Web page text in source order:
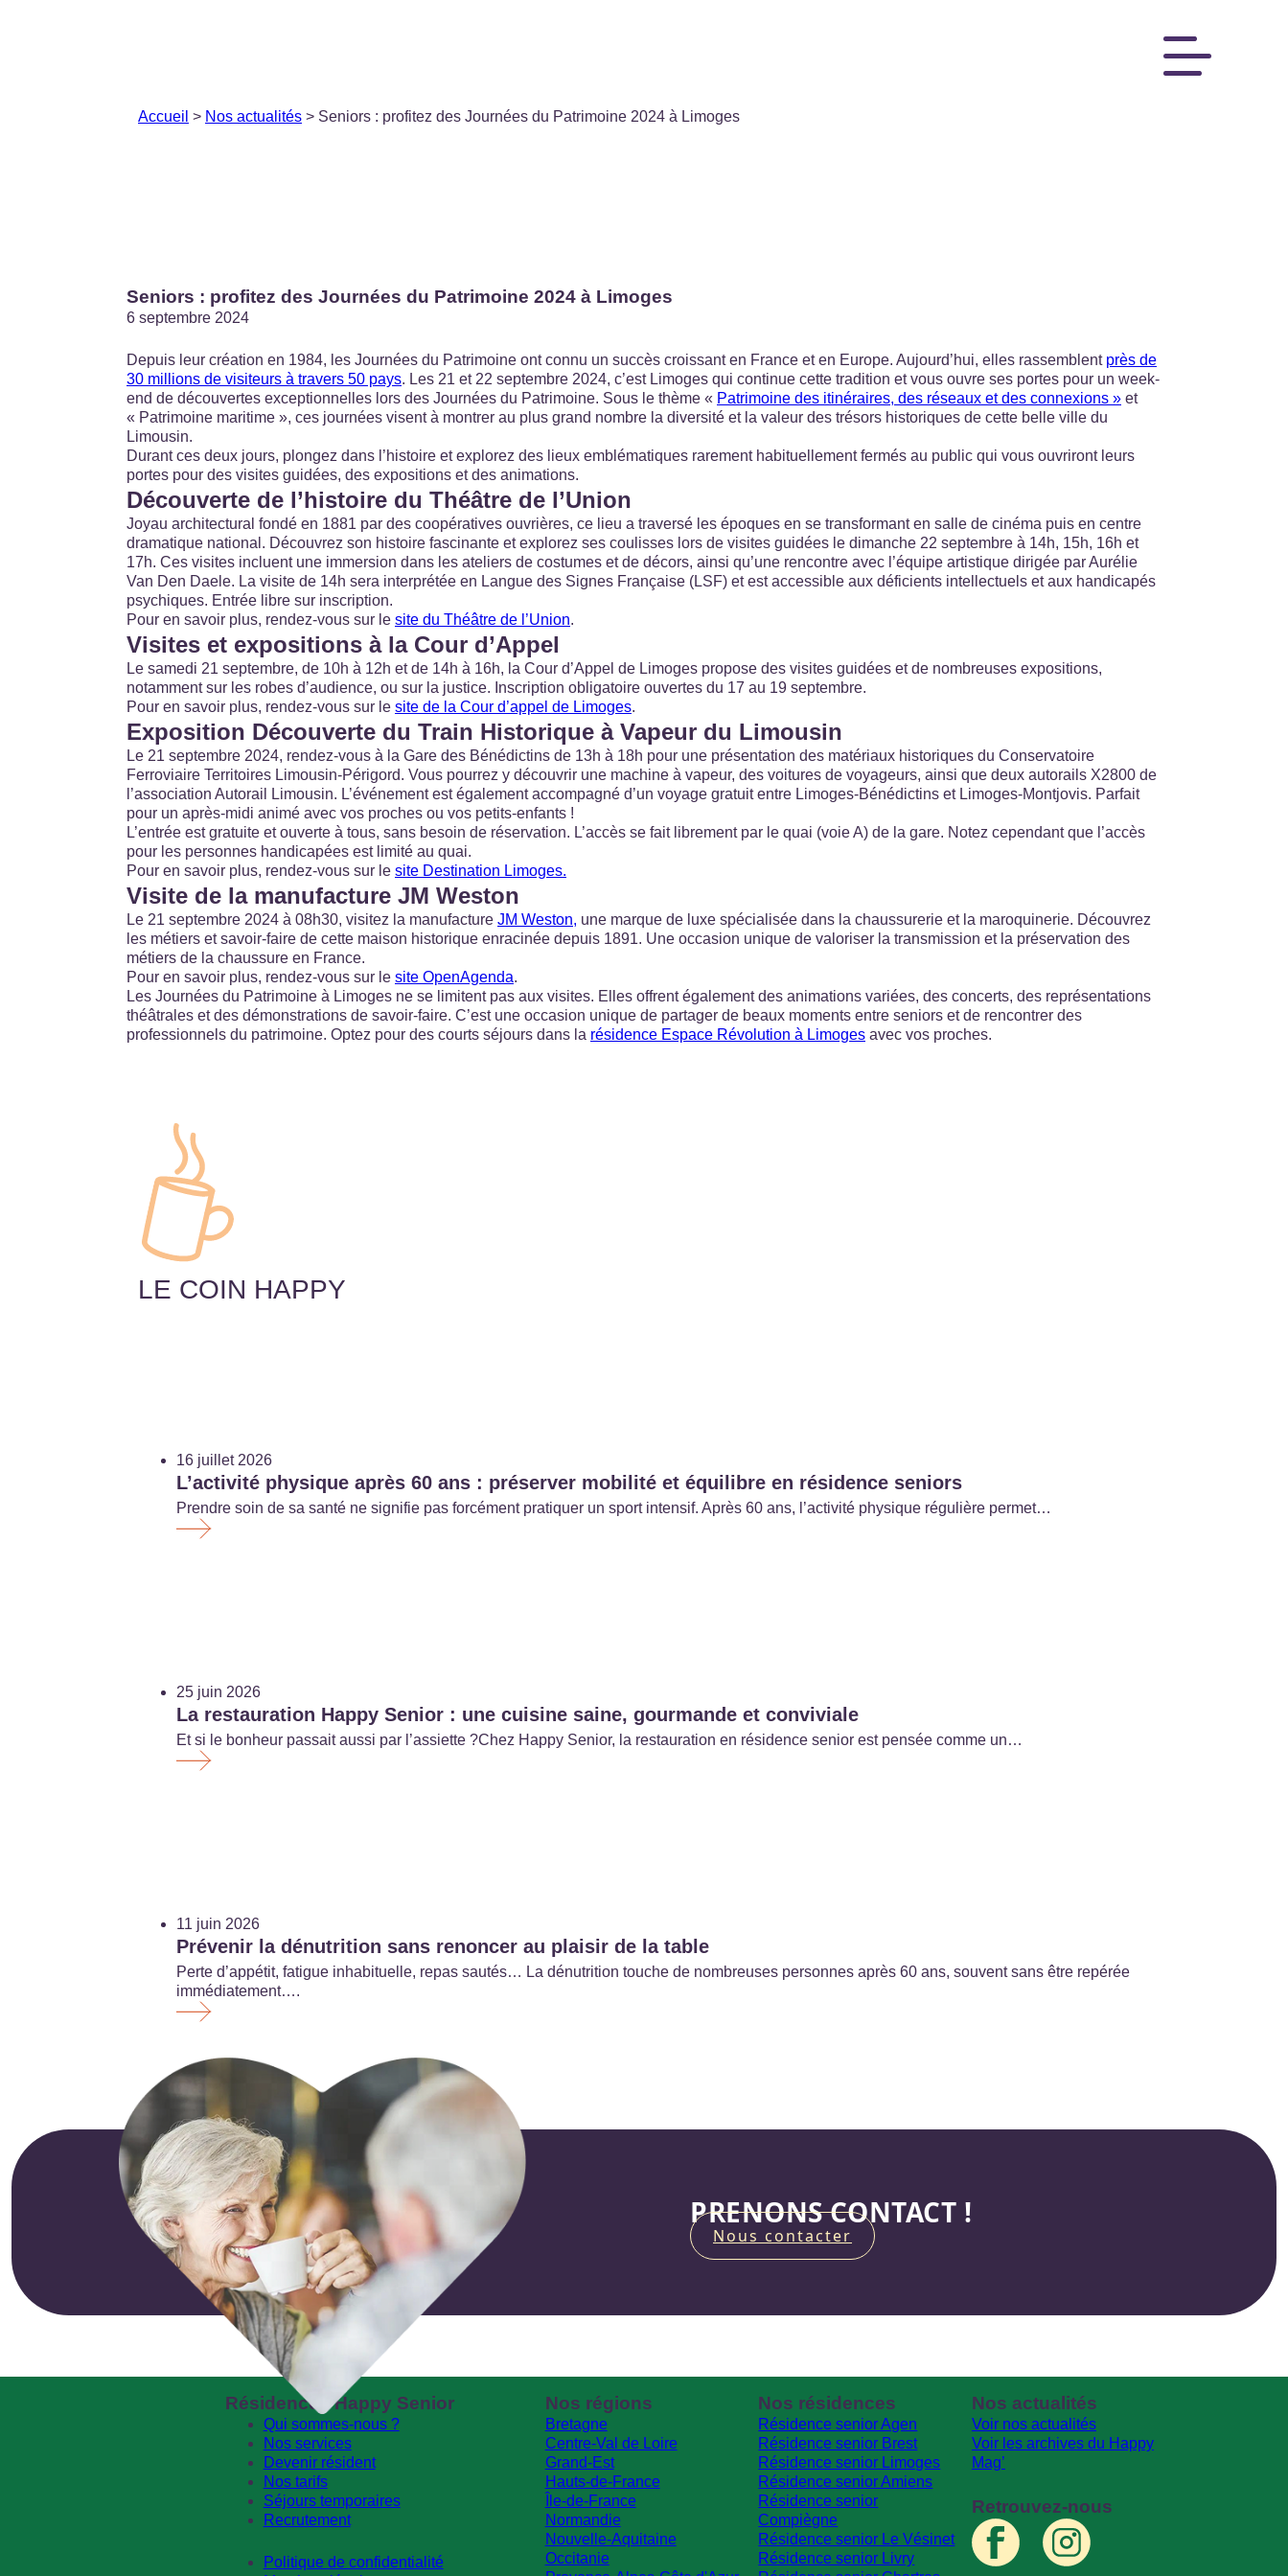
Accueil > Nos actualités > Seniors : profitez des Journées du Patrimoine 2024 à Limoges
Seniors : profitez des Journées du Patrimoine 2024 à Limoges
6 septembre 2024
Depuis leur création en 1984, les Journées du Patrimoine ont connu un succès croissant en France et en Europe. Aujourd’hui, elles rassemblent près de
30 millions de visiteurs à travers 50 pays. Les 21 et 22 septembre 2024, c’est Limoges qui continue cette tradition et vous ouvre ses portes pour un week-
end de découvertes exceptionnelles lors des Journées du Patrimoine. Sous le thème « Patrimoine des itinéraires, des réseaux et des connexions » et
« Patrimoine maritime », ces journées visent à montrer au plus grand nombre la diversité et la valeur des trésors historiques de cette belle ville du
Limousin.
Durant ces deux jours, plongez dans l’histoire et explorez des lieux emblématiques rarement habituellement fermés au public qui vous ouvriront leurs
portes pour des visites guidées, des expositions et des animations.
Découverte de l’histoire du Théâtre de l’Union
Joyau architectural fondé en 1881 par des coopératives ouvrières, ce lieu a traversé les époques en se transformant en salle de cinéma puis en centre
dramatique national. Découvrez son histoire fascinante et explorez ses coulisses lors de visites guidées le dimanche 22 septembre à 14h, 15h, 16h et
17h. Ces visites incluent une immersion dans les ateliers de costumes et de décors, ainsi qu’une rencontre avec l’équipe artistique dirigée par Aurélie
Van Den Daele. La visite de 14h sera interprétée en Langue des Signes Française (LSF) et est accessible aux déficients intellectuels et aux handicapés
psychiques. Entrée libre sur inscription.
Pour en savoir plus, rendez-vous sur le site du Théâtre de l’Union.
Visites et expositions à la Cour d’Appel
Le samedi 21 septembre, de 10h à 12h et de 14h à 16h, la Cour d’Appel de Limoges propose des visites guidées et de nombreuses expositions,
notamment sur les robes d’audience, ou sur la justice. Inscription obligatoire ouvertes du 17 au 19 septembre.
Pour en savoir plus, rendez-vous sur le site de la Cour d’appel de Limoges.
Exposition Découverte du Train Historique à Vapeur du Limousin
Le 21 septembre 2024, rendez-vous à la Gare des Bénédictins de 13h à 18h pour une présentation des matériaux historiques du Conservatoire
Ferroviaire Territoires Limousin-Périgord. Vous pourrez y découvrir une machine à vapeur, des voitures de voyageurs, ainsi que deux autorails X2800 de
l’association Autorail Limousin. L’événement est également accompagné d’un voyage gratuit entre Limoges-Bénédictins et Limoges-Montjovis. Parfait
pour un après-midi animé avec vos proches ou vos petits-enfants !
L’entrée est gratuite et ouverte à tous, sans besoin de réservation. L’accès se fait librement par le quai (voie A) de la gare. Notez cependant que l’accès
pour les personnes handicapées est limité au quai.
Pour en savoir plus, rendez-vous sur le site Destination Limoges.
Visite de la manufacture JM Weston
Le 21 septembre 2024 à 08h30, visitez la manufacture JM Weston, une marque de luxe spécialisée dans la chaussurerie et la maroquinerie. Découvrez
les métiers et savoir-faire de cette maison historique enracinée depuis 1891. Une occasion unique de valoriser la transmission et la préservation des
métiers de la chaussure en France.
Pour en savoir plus, rendez-vous sur le site OpenAgenda.
Les Journées du Patrimoine à Limoges ne se limitent pas aux visites. Elles offrent également des animations variées, des concerts, des représentations
théâtrales et des démonstrations de savoir-faire. C’est une occasion unique de partager de beaux moments entre seniors et de rencontrer des
professionnels du patrimoine. Optez pour des courts séjours dans la résidence Espace Révolution à Limoges avec vos proches.
LE COIN HAPPY
16 juillet 2026
L’activité physique après 60 ans : préserver mobilité et équilibre en résidence seniors
Prendre soin de sa santé ne signifie pas forcément pratiquer un sport intensif. Après 60 ans, l’activité physique régulière permet…
25 juin 2026
La restauration Happy Senior : une cuisine saine, gourmande et conviviale
Et si le bonheur passait aussi par l’assiette ?Chez Happy Senior, la restauration en résidence senior est pensée comme un…
11 juin 2026
Prévenir la dénutrition sans renoncer au plaisir de la table
Perte d’appétit, fatigue inhabituelle, repas sautés… La dénutrition touche de nombreuses personnes après 60 ans, souvent sans être repérée
immédiatement….
PRENONS CONTACT !
Nous contacter
Résidences Happy Senior
Qui sommes-nous ?
Nos services
Devenir résident
Nos tarifs
Séjours temporaires
Recrutement
Politique de confidentialité
Nos régions
Bretagne
Centre-Val de Loire
Grand-Est
Hauts-de-France
Île-de-France
Normandie
Nouvelle-Aquitaine
Occitanie
Nos résidences
Résidence senior Agen
Résidence senior Brest
Résidence senior Limoges
Résidence senior Amiens
Résidence senior
Compiègne
Résidence senior Le Vésinet
Résidence senior Livry
Nos actualités
Voir nos actualités
Voir les archives du Happy
Mag’
Retrouvez-nous